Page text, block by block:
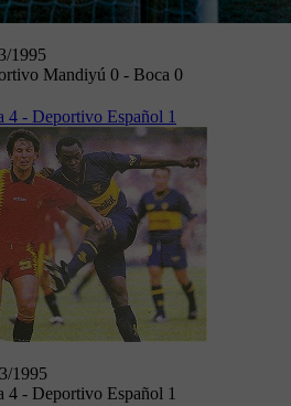
1995
Mandiyú 0 - Boca 0
4 - Deportivo Español 1
1995
4 - Deportivo Español 1